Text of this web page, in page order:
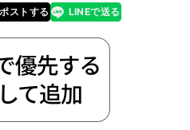
ストする
line LINEで送る